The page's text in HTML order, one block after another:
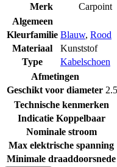
Merk
Carpoint
Algemeen
Kleurfamilie Blauw, Rood
Materiaal
Kunststof
Type
Kabelschoen
Afmetingen
Geschikt voor diameter
Technische kenmerken
Indicatie Koppelbaar
Nominale stroom
Max elektrische spanning
Minimale draaddoorsnede